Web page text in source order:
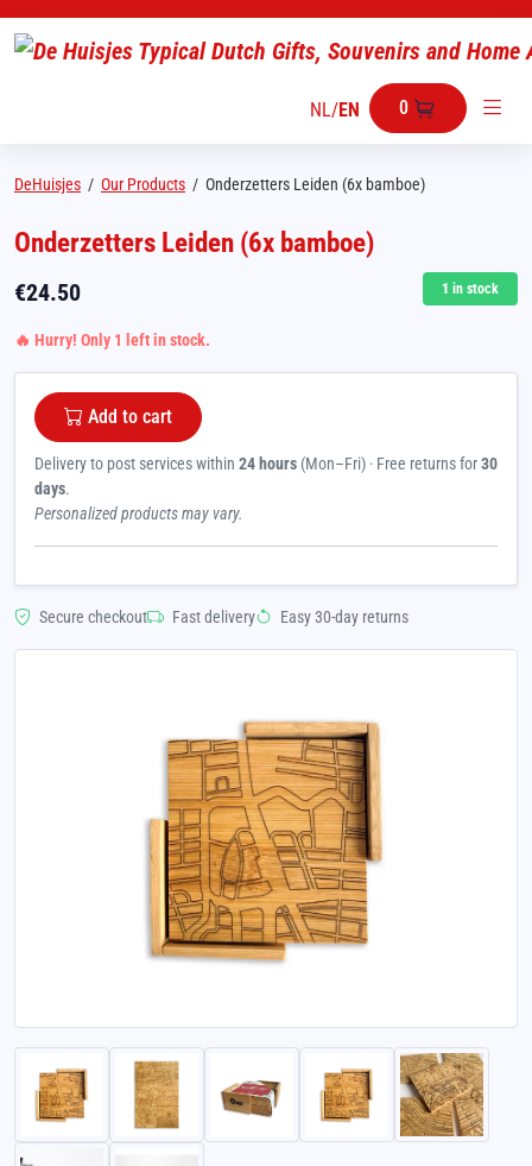
NL/EN 0
DeHuisjes / Our Products / Onderzetters Leiden (6x bamboe)
Onderzetters Leiden (6x bamboe)
€24.50 1 in stock
🔥 Hurry! Only 1 left in stock.
Add to cart
Delivery to post services within 24 hours (Mon–Fri) · Free returns for30
days.
Personalized products may vary.
Secure checkout Fast delivery Easy 30-day returns